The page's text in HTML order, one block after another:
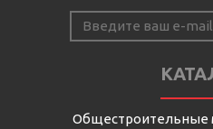
Общестроительные